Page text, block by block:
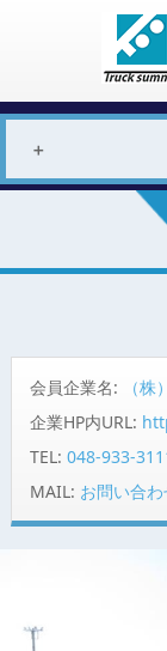
会員企業名:
（
企業HP内URL:
TEL: 048-933-
MAIL: お問い合